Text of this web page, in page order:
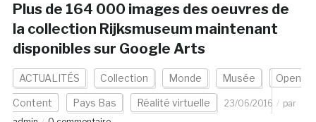
Plus de 164 000 images des oeuvres de
la collection Rijksmuseum maintenant
disponibles sur Google Arts
ACTUALITÉS Collection Monde Musée Open
Content Pays Bas Réalité virtuelle 23/06/2016
par